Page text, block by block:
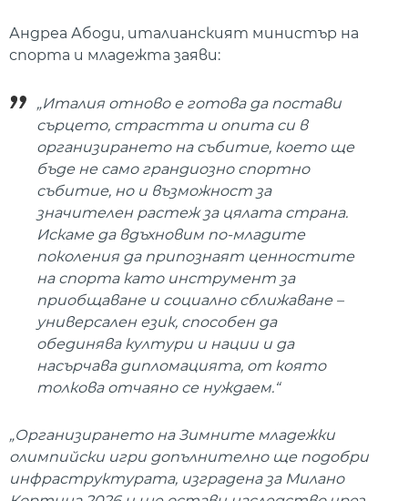
Андреа Абоди, италианският министър на
спорта и младежта заяви:
„Италия отново е готова да постави
сърцето, страстта и опита си в
организирането на събитие, което ще
бъде не само грандиозно спортно
събитие, но и възможност за
значителен растеж за цялата страна.
Искаме да вдъхновим по-младите
поколения да припознаят ценностите
на спорта като инструмент за
приобщаване и социално сближаване –
универсален език, способен да
обединява култури и нации и да
насърчава дипломацията, от която
толкова отчаяно се нуждаем.“
„Организирането на Зимните младежки
олимпийски игри допълнително ще подобри
инфраструктурата, изградена за Милано